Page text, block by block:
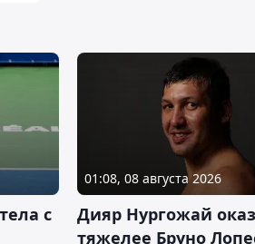
с
01:08, 08 августа 2026
Дияр Нургожай
тяжелее Бруно